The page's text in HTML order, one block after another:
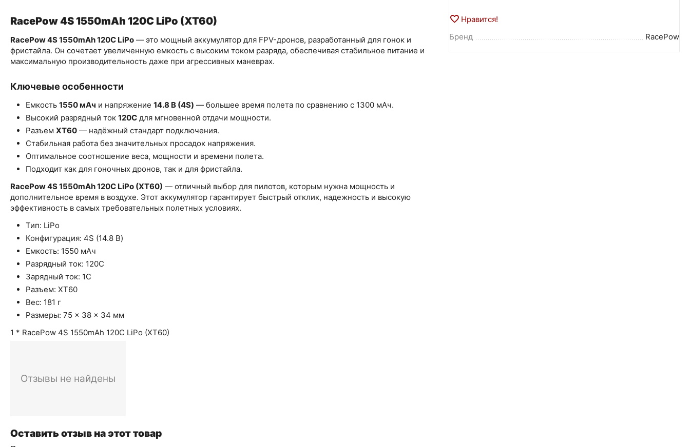
Нравится!
Бренд
RacePow
RacePow 4S 1550mAh 120C LiPo (XT60)
RacePow 4S 1550mAh 120C LiPo — это мощный аккумулятор для FPV-дронов, разработанный для гонок и
фристайла. Он сочетает увеличенную емкость с высоким током разряда, обеспечивая стабильное питание и
максимальную производительность даже при агрессивных маневрах.
Ключевые особенности
Емкость 1550 мАч и напряжение 14.8 В (4S) — большее время полета по сравнению с 1300 мАч.
Высокий разрядный ток 120C для мгновенной отдачи мощности.
Разъем XT60 — надёжный стандарт подключения.
Стабильная работа без значительных просадок напряжения.
Оптимальное соотношение веса, мощности и времени полета.
Подходит как для гоночных дронов, так и для фристайла.
RacePow 4S 1550mAh 120C LiPo (XT60) — отличный выбор для пилотов, которым нужна мощность и
дополнительное время в воздухе. Этот аккумулятор гарантирует быстрый отклик, надежность и высокую
эффективность в самых требовательных полетных условиях.
Тип: LiPo
Конфигурация: 4S (14.8 В)
Емкость: 1550 мАч
Разрядный ток: 120C
Зарядный ток: 1C
Разъем: XT60
Вес: 181 г
Размеры: 75 × 38 × 34 мм
1 * RacePow 4S 1550mAh 120C LiPo (XT60)
Отзывы не найдены
Оставить отзыв на этот товар